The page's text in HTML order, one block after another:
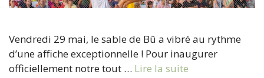
Vendredi 29 mai, le sable de Bû a vibré au rythme
d’une affiche exceptionnelle ! Pour inaugurer
officiellement notre tout … Lire la suite